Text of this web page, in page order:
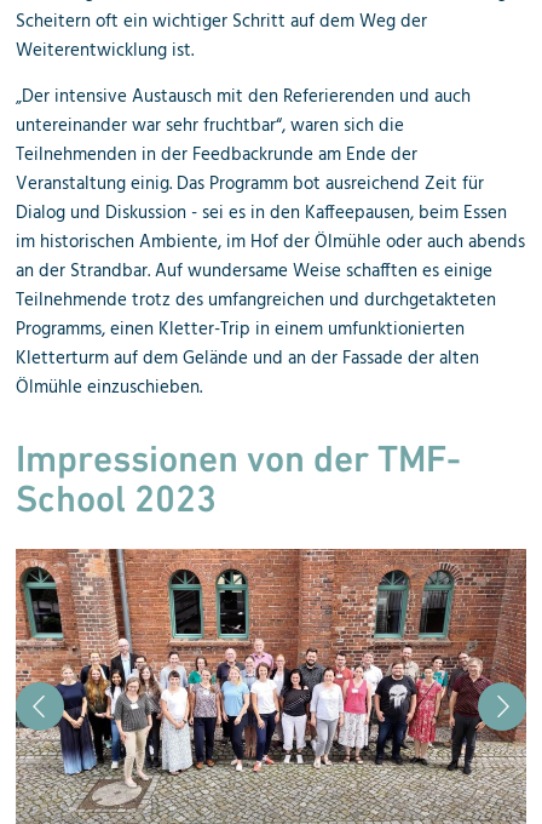
Scheitern oft ein wichtiger Schritt auf dem Weg der
Weiterentwicklung ist.
„Der intensive Austausch mit den Referierenden und auch
untereinander war sehr fruchtbar“, waren sich die
Teilnehmenden in der Feedbackrunde am Ende der
Veranstaltung einig. Das Programm bot ausreichend Zeit für
Dialog und Diskussion - sei es in den Kaffeepausen, beim Essen
im historischen Ambiente, im Hof der Ölmühle oder auch abends
an der Strandbar. Auf wundersame Weise schafften es einige
Teilnehmende trotz des umfangreichen und durchgetakteten
Programms, einen Kletter-Trip in einem umfunktionierten
Kletterturm auf dem Gelände und an der Fassade der alten
Ölmühle einzuschieben.
Impressionen von der TMF-
School 2023